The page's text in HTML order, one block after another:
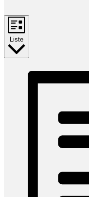
Liste